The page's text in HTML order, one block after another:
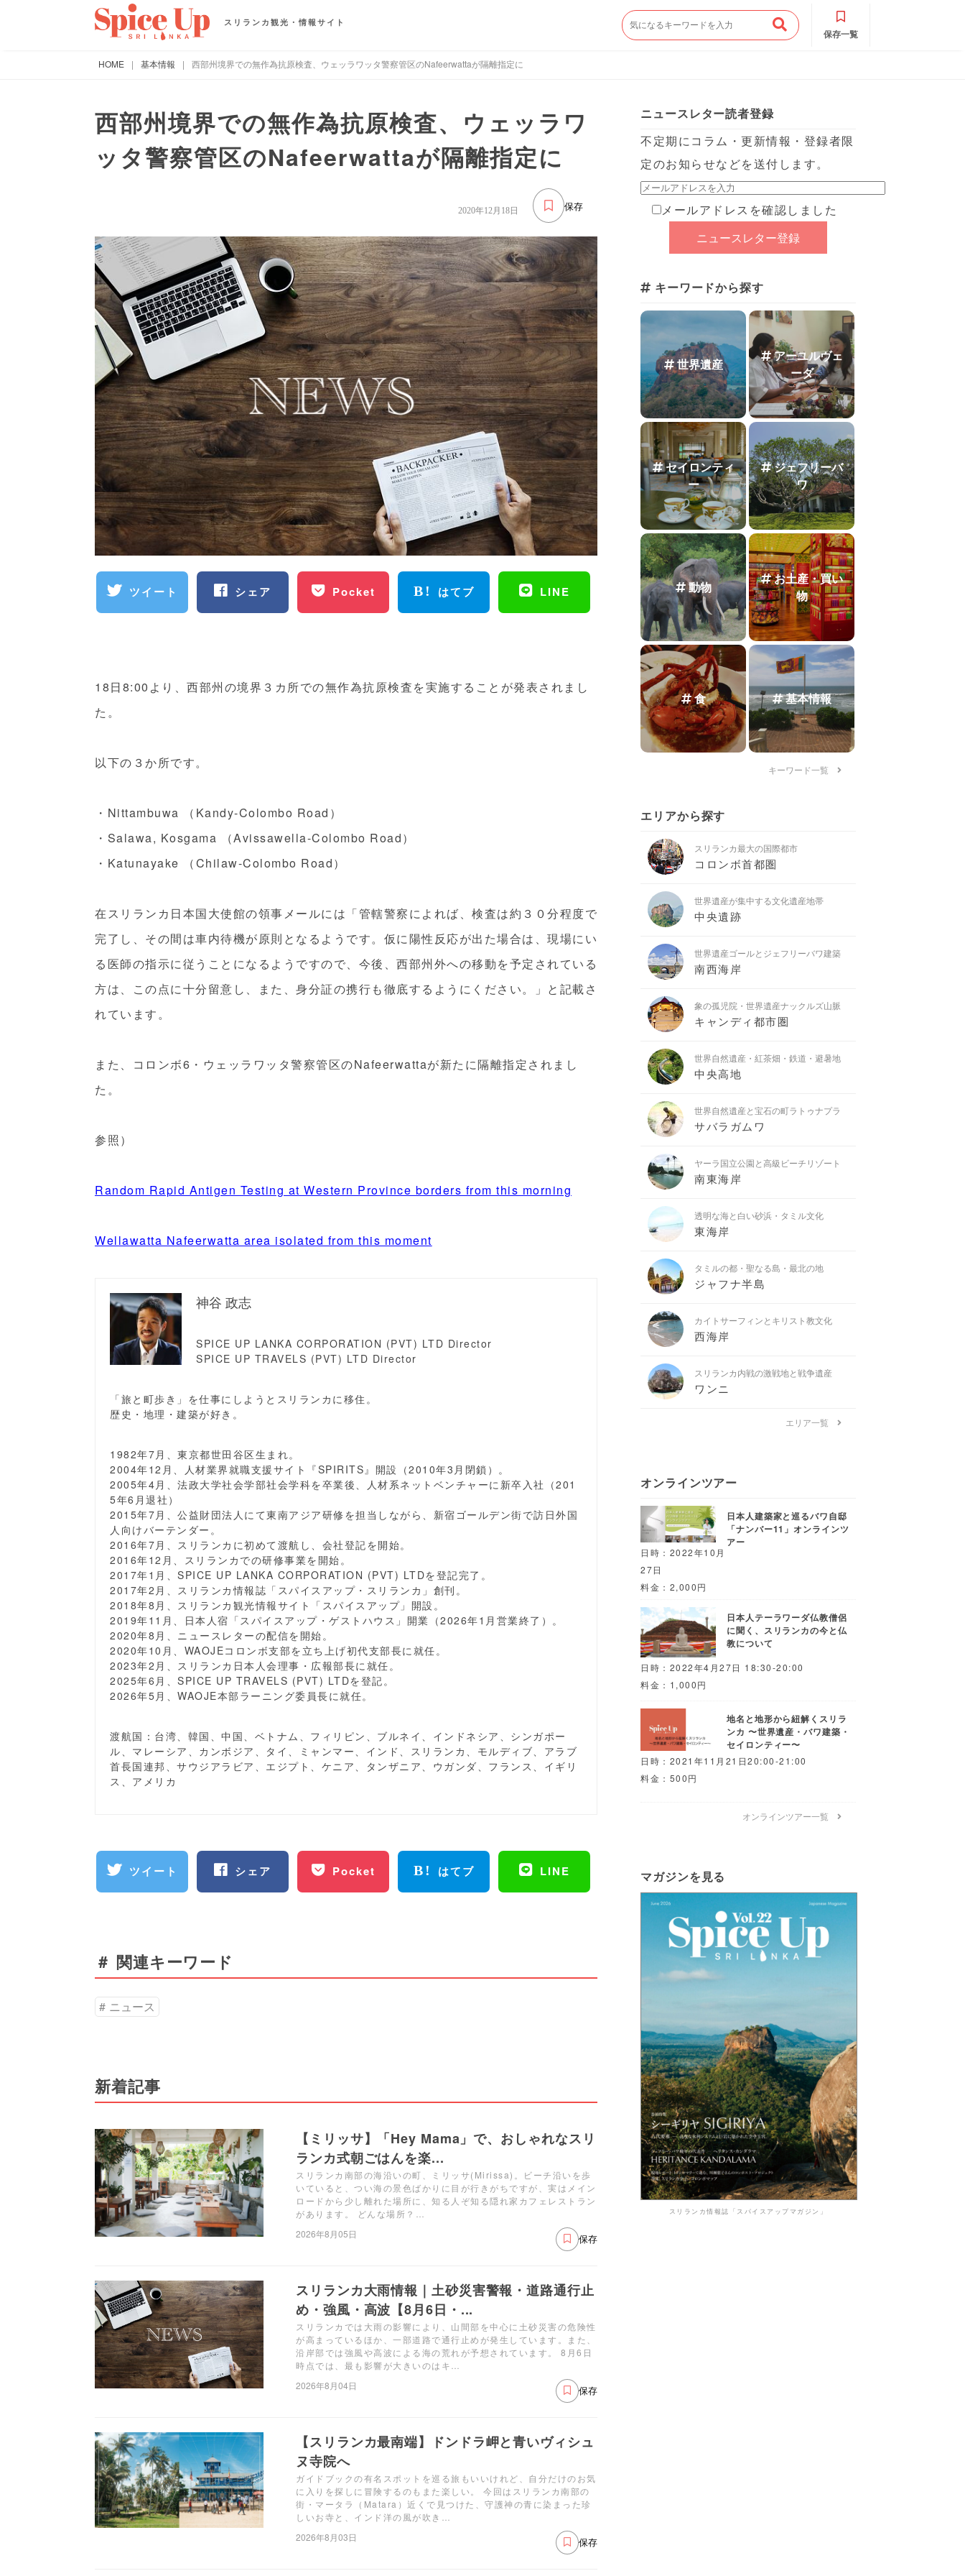
スリランカ観光・情報サイト
保存一覧
HOME | 基本情報 | 西部州境界での無作為抗原検査、ウェッラワッタ警察管区のNafeerwattaが隔離指定に
西部州境界での無作為抗原検査、ウェッラワ
ッタ警察管区のNafeerwattaが隔離指定に
保存
2020年12月18日
ツイート シェア Pocket はてブ LINE
18日8:00より、西部州の境界３カ所での無作為抗原検査を実施することが発表されまし
た。
以下の３か所です。
・Nittambuwa （Kandy-Colombo Road）
・Salawa, Kosgama （Avissawella-Colombo Road）
・Katunayake （Chilaw-Colombo Road）
在スリランカ日本国大使館の領事メールには「管轄警察によ れば、検査は約３０分程度で
完了し、その間は車内待機が原則とな るようです。仮に陽性反応が出た場合は、現場にい
る医師の指示に従うことになるようですので、今後、西部州外への移動を予定されている
方は、この点に十分留意し、また、 身分証の携行も徹底するようにください。」と記載さ
れています。
また、コロンボ6・ウェッラワッタ警察管区のNafeerwattaが新たに隔離指定されまし
た。
参照）
Random Rapid Antigen Testing at Western Province borders from this morning
Wellawatta Nafeerwatta area isolated from this moment
神谷 政志
SPICE UP LANKA CORPORATION (PVT) LTD Director
SPICE UP TRAVELS (PVT) LTD Director
「旅と町歩き」を仕事にしようとスリランカに移住。
歴史・地理・建築が好き。
1982年7月、東京都世田谷区生まれ。
2004年12月、人材業界就職支援サイト『SPIRITS』開設（2010年3月閉鎖）。
2005年4月、法政大学社会学部社会学科を卒業後、人材系ネットベンチャーに新卒入社（201
5年6月退社）
2015年7月、公益財団法人にて東南アジア研修を担当しながら、新宿ゴールデン街で訪日外国
人向けバーテンダー。
2016年7月、スリランカに初めて渡航し、会社登記を開始。
2016年12月、スリランカでの研修事業を開始。
2017年1月、SPICE UP LANKA CORPORATION (PVT) LTDを登記完了。
2017年2月、スリランカ情報誌「スパイスアップ・スリランカ」創刊。
2018年8月、スリランカ観光情報サイト「スパイスアップ」開設。
2019年11月、日本人宿「スパイスアップ・ゲストハウス」開業（2026年1月営業終了）。
2020年8月、ニュースレターの配信を開始。
2020年10月、WAOJEコロンボ支部を立ち上げ初代支部長に就任。
2023年2月、スリランカ日本人会理事・広報部長に就任。
2025年6月、SPICE UP TRAVELS (PVT) LTDを登記。
2026年5月、WAOJE本部ラーニング委員長に就任。
渡航国：台湾、韓国、中国、ベトナム、フィリピン、ブルネイ、インドネシア、シンガポー
ル、マレーシア、カンボジア、タイ、ミャンマー、インド、スリランカ、モルディブ、アラブ
首長国連邦、サウジアラビア、エジプト、ケニア、タンザニア、ウガンダ、フランス、イギリ
ス、アメリカ
ツイート シェア Pocket はてブ LINE
＃ 関連キーワード
ニュース
新着記事
【ミリッサ】「Hey Mama」で、おしゃれなスリ
ランカ式朝ごはんを楽...
スリランカ南部の海沿いの町、ミリッサ(Mirissa)。ビーチ沿いを歩
いていると、つい海の景色ばかりに目が行きがちですが、実はメイン
ロードから少し離れた場所に、知る人ぞ知る隠れ家カフェレストラン
があります。 どんな場所？…
2026年8月05日
保存
スリランカ大雨情報｜土砂災害警報・道路通行止
め・強風・高波【8月6日・...
スリランカでは大雨の影響により、山間部を中心に土砂災害の危険性
が高まっているほか、一部道路で通行止めが発生しています。また、
沿岸部では強風や高波による海の荒れが予想されています。 8月6日
時点では、最も影響が大きいのはキ…
2026年8月04日
保存
【スリランカ最南端】ドンドラ岬と青いヴィシュ
ヌ寺院へ
ガイドブックの有名スポットを巡る旅もいいけれど、自分だけのお気
に入りを探しに冒険するのもまた楽しい。 今回はスリランカ南部の
街・マータラ（Matara）近くで見つけた、守護神の青に染まった珍
しいお寺と、インド洋の風が吹き…
2026年8月03日
保存
ニュースレター読者登録
不定期にコラム・更新情報・登録者限
定のお知らせなどを送付します。
メールアドレスを確認しました
キーワードから探す
世界遺産
アーユルヴェ
ーダ
セイロンティ
ー
ジェフリーバ
ワ
動物
お土産・買い
物
食 基本情報
キーワード一覧
エリアから探す
スリランカ最大の国際都市
コロンボ首都圏
世界遺産が集中する文化遺産地帯
中央遺跡
世界遺産ゴールとジェフリーバワ建築
南西海岸
象の孤児院・世界遺産ナックルズ山脈
キャンディ都市圏
世界自然遺産・紅茶畑・鉄道・避暑地
中央高地
世界自然遺産と宝石の町ラトゥナプラ
サバラガムワ
ヤーラ国立公園と高級ビーチリゾート
南東海岸
透明な海と白い砂浜・タミル文化
東海岸
タミルの都・聖なる島・最北の地
ジャフナ半島
カイトサーフィンとキリスト教文化
西海岸
スリランカ内戦の激戦地と戦争遺産
ワンニ
エリア一覧
オンラインツアー
日本人建築家と巡るバワ自邸
「ナンバー11」オンラインツ
アー
日時：2022年10月
27日
料金：2,000円
日本人テーラワーダ仏教僧侶
に聞く、スリランカの今と仏
教について
日時：2022年4月27日 18:30-20:00
料金：1,000円
地名と地形から紐解くスリラ
ンカ 〜世界遺産・バワ建築・
セイロンティー〜
日時：2021年11月21日20:00-21:00
料金：500円
オンラインツアー一覧
マガジンを見る
スリランカ情報誌「スパイスアップマガジン」